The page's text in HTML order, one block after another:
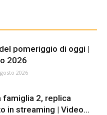
pomeriggio di oggi |
2026
2026
famiglia 2, replica
in streaming | Video...